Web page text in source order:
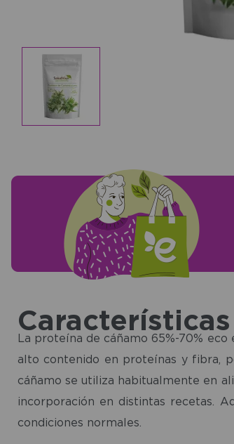
Características
La proteína de cáñamo 65%-70%
alto contenido en proteínas y fibra,
cáñamo se utiliza habitualmente en
incorporación en distintas recetas.
condiciones normales.